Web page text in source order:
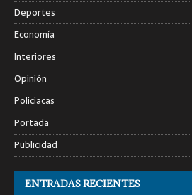
Deportes
Economía
Interiores
Opinión
Policiacas
Portada
Publicidad
ENTRADAS RECIENTES